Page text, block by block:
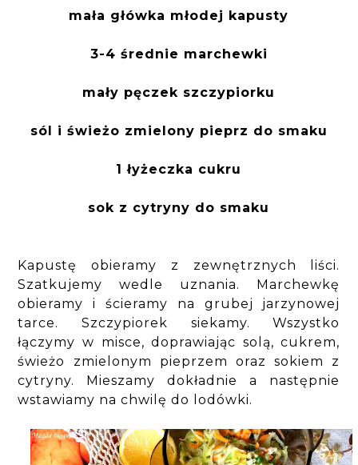
mała główka młodej kapusty
3-4 średnie marchewki
mały pęczek szczypiorku
sól i świeżo zmielony pieprz do smaku
1 łyżeczka cukru
sok z cytryny do smaku
Kapustę obieramy z zewnętrznych liści.
Szatkujemy wedle uznania. Marchewkę
obieramy i ścieramy na grubej jarzynowej
tarce. Szczypiorek siekamy. Wszystko
łączymy w misce, doprawiając solą, cukrem,
świeżo zmielonym pieprzem oraz sokiem z
cytryny. Mieszamy dokładnie a następnie
wstawiamy na chwilę do lodówki.